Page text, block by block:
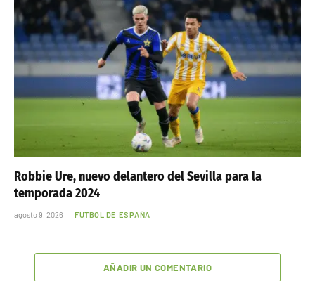
Robbie Ure, nuevo delantero del Sevilla para la
temporada 2024
agosto 9, 2026 FÚTBOL DE ESPAÑA
AÑADIR UN COMENTARIO